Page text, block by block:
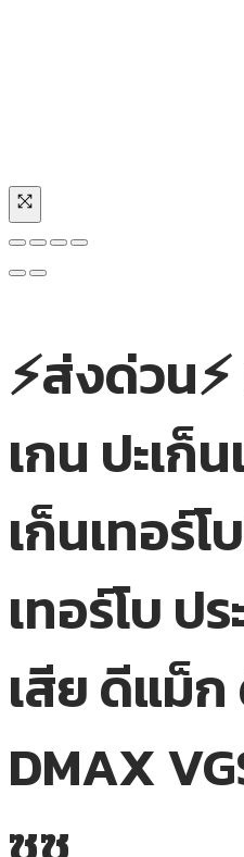
⚡ส่งด่วน
เกน ปะเก็
เก็นเทอร์
เทอร์โบ ป
เสีย ดีแม็
DMAX